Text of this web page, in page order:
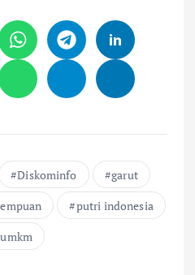
Diskominfo
garut
putri indonesia
umkm